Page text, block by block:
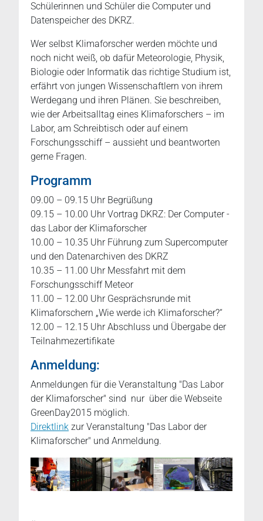
Schülerinnen und Schüler die Computer und
Datenspeicher des DKRZ.
Wer selbst Klimaforscher werden möchte und
noch nicht weiß, ob dafür Meteorologie, Physik,
Biologie oder Informatik das richtige Studium ist,
erfährt von jungen Wissenschaftlern von ihrem
Werdegang und ihren Plänen. Sie beschreiben,
wie der Arbeitsalltag eines Klimaforschers – im
Labor, am Schreibtisch oder auf einem
Forschungsschiff – aussieht und beantworten
gerne Fragen.
Programm
09.00 – 09.15 Uhr Begrüßung
09.15 – 10.00 Uhr Vortrag DKRZ: Der Computer -
das Labor der Klimaforscher
10.00 – 10.35 Uhr Führung zum Supercomputer
und den Datenarchiven des DKRZ
10.35 – 11.00 Uhr Messfahrt mit dem
Forschungsschiff Meteor
11.00 – 12.00 Uhr Gesprächsrunde mit
Klimaforschern „Wie werde ich Klimaforscher?“
12.00 – 12.15 Uhr Abschluss und Übergabe der
Teilnahmezertifikate
Anmeldung:
Anmeldungen für die Veranstaltung "Das Labor
der Klimaforscher" sind nur über die Webseite
GreenDay2015 möglich.
Direktlink zur Veranstaltung "Das Labor der
Klimaforscher" und Anmeldung.